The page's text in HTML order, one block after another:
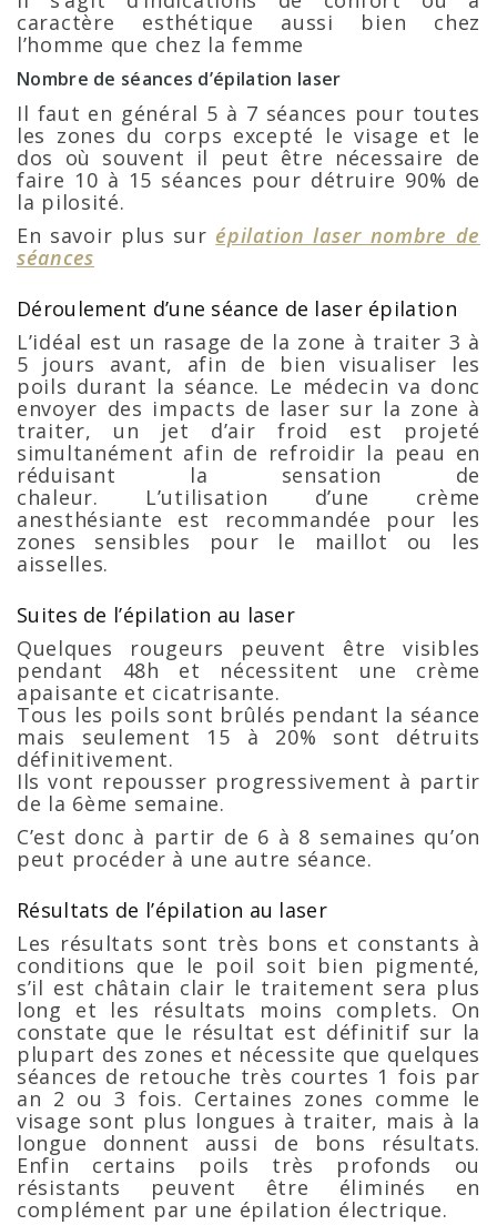
caractère esthétique aussi bien chez
l’homme que chez la femme
Nombre de séances d’épilation laser
Il faut en général 5 à 7 séances pour toutes
les zones du corps excepté le visage et le
dos où souvent il peut être nécessaire de
faire 10 à 15 séances pour détruire 90% de
la pilosité.
En savoir plus sur épilation laser nombre de
séances
Déroulement d’une séance de laser épilation
L’idéal est un rasage de la zone à traiter 3 à
5 jours avant, afin de bien visualiser les
poils durant la séance. Le médecin va donc
envoyer des impacts de laser sur la zone à
traiter, un jet d’air froid est projeté
simultanément afin de refroidir la peau en
réduisant la sensation de
chaleur. L’utilisation d’une crème
anesthésiante est recommandée pour les
zones sensibles pour le maillot ou les
aisselles.
Suites de l’épilation au laser
Quelques rougeurs peuvent être visibles
pendant 48h et nécessitent une crème
apaisante et cicatrisante.
Tous les poils sont brûlés pendant la séance
mais seulement 15 à 20% sont détruits
définitivement.
Ils vont repousser progressivement à partir
de la 6ème semaine.
C’est donc à partir de 6 à 8 semaines qu’on
peut procéder à une autre séance.
Résultats de l’épilation au laser
Les résultats sont très bons et constants à
conditions que le poil soit bien pigmenté,
s’il est châtain clair le traitement sera plus
long et les résultats moins complets. On
constate que le résultat est définitif sur la
plupart des zones et nécessite que quelques
séances de retouche très courtes 1 fois par
an 2 ou 3 fois. Certaines zones comme le
visage sont plus longues à traiter, mais à la
longue donnent aussi de bons résultats.
Enfin certains poils très profonds ou
résistants peuvent être éliminés en
complément par une épilation électrique.